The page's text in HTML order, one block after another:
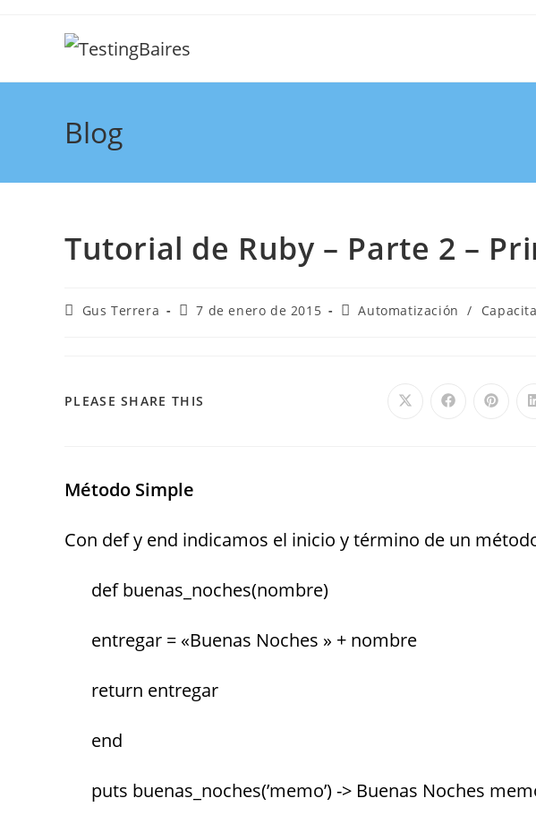
Blog
Tutorial de Ruby – Parte 2 –
Gus Terrera 7 de enero de 2015 Automatización /
PLEASE SHARE THIS
Método Simple
Con def y end indicamos el inicio y término de un
def buenas_noches(nombre)
entregar = «Buenas Noches » + nombre
return entregar
end
puts buenas_noches(’memo’) -> Buenas Noches